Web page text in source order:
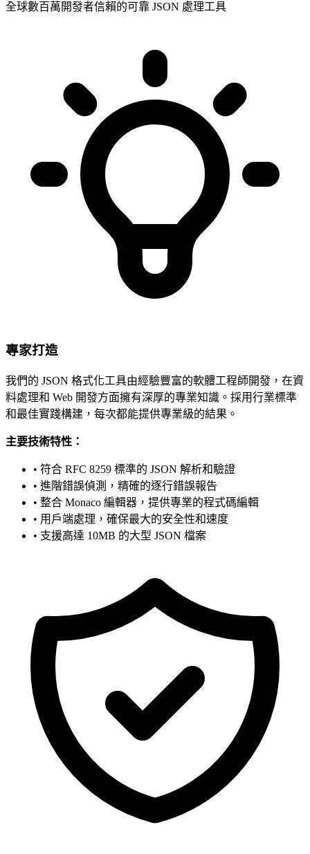
全球數百萬開發者信賴的可靠 JSON 處理工具
專家打造
我們的 JSON 格式化工具由經驗豐富的軟體工程師開發，在資
料處理和 Web 開發方面擁有深厚的專業知識。採用行業標準
和最佳實踐構建，每次都能提供專業級的結果。
主要技術特性：
• 符合 RFC 8259 標準的 JSON 解析和驗證
• 進階錯誤偵測，精確的逐行錯誤報告
• 整合 Monaco 編輯器，提供專業的程式碼編輯
• 用戶端處理，確保最大的安全性和速度
• 支援高達 10MB 的大型 JSON 檔案